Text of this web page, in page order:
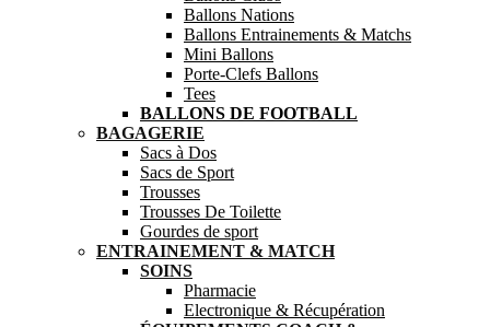
Ballons Nations
Ballons Entrainements & Matchs
Mini Ballons
Porte-Clefs Ballons
Tees
BALLONS DE FOOTBALL
BAGAGERIE
Sacs à Dos
Sacs de Sport
Trousses
Trousses De Toilette
Gourdes de sport
ENTRAINEMENT & MATCH
SOINS
Pharmacie
Electronique & Récupération